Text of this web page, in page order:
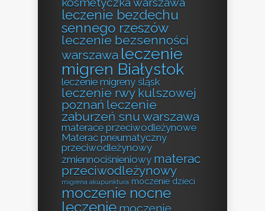
leczenie bezdechu
sennego rzeszów
leczenie bezsenności
warszawa leczenie
migren Białystok
leczenie migreny śląsk
leczenie rwy kulszowej
poznań leczenie
zaburzeń snu warszawa
materace przeciwodleżynowe
Materac pneumatyczny
przeciwodleżynowy
zmiennociśnieniowy materac
przeciwodleżynowy
migrena akupunktura moczenie dzieci
moczenie nocne
leczenie moczenie